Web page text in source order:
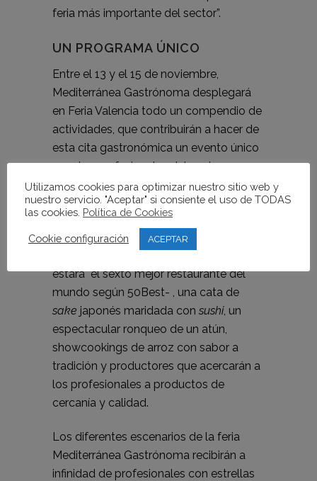
feria más importante del sector”.
UN PROGRAMA ÚNICO
Entre el 13 y el 15 de noviembre,
Mediterránea Gastrónoma desplegará
en Feria Valencia todo un compendio de
actividades, que contribuirán a hacer de
esta cita gastronómica un evento único
para los profesionales del sector y para
los visitantesgourmet.
El programa incluye, entre otras muchas
propuestas, una jornada de parrillas con
estará el sexto mejor restaurante del
mundo según 50Best- , una cata de
sake japonés maridada con sushi, un
espectacular ronqueo de un atún,
showcookings de arroz con sabor a
tradición y productores que acercarán a
los profesionales a productos de
cercanía y calidad.
Los diferentes escenarios de la feria
Mediterránea Gastrónoma recibirán a
infinidad de profesionales con estrellas
Utilizamos cookies para optimizar nuestro sitio web y
nuestro servicio. "Aceptar" si consiente el uso de TODAS
las cookies. Política de Cookies
Cookie configuración ACEPTAR